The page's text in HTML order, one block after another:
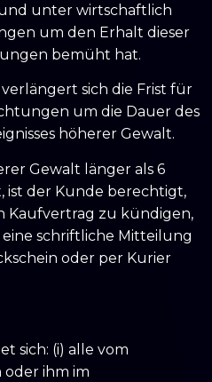
unter wirtschaftlich
um den Erhalt dieser
bemüht hat.
sich die Frist für
um die Dauer des
höherer Gewalt.
Gewalt länger als 6
ist der Kunde berechtigt,
Kaufvertrag zu kündigen,
schriftliche Mitteilung
oder per Kurier
sich: (i) alle vom
ihm im